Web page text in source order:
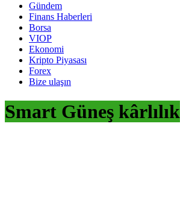
Gündem
Finans Haberleri
Borsa
VIOP
Ekonomi
Kripto Piyasası
Forex
Bize ulaşın
Smart Güneş kârlılık